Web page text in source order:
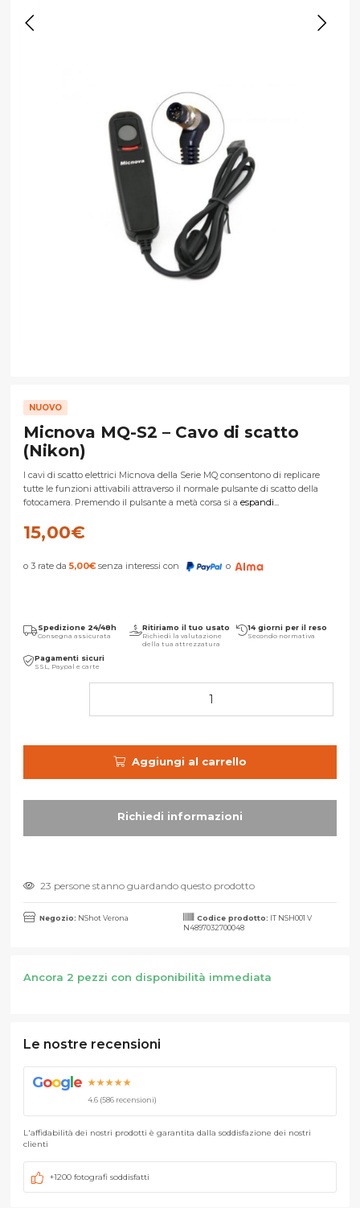
NUOVO
Micnova MQ-S2 – Cavo di scatto
(Nikon)
I cavi di scatto elettrici Micnova della Serie MQ consentono di replicare
tutte le funzioni attivabili attraverso il normale pulsante di scatto della
fotocamera. Premendo il pulsante a metà corsa si a espandi...
15,00€
o 3 rate da 5,00€ senza interessi con o
Spedizione 24/48h
Consegna assicurata
Ritiriamo il tuo usato
Richiedi la valutazione
della tua attrezzatura
14 giorni per il reso
Secondo normativa
Pagamenti sicuri
SSL, Paypal e carte
Aggiungi al carrello
23 persone stanno guardando questo prodotto
Negozio: NShot Verona Codice prodotto: IT NSH001 V
N4897032700048
Ancora 2 pezzi con disponibilità immediata
Le nostre recensioni
Goog e ★★★★★
4.6 (586 recensioni)
L'affidabilità dei nostri prodotti è garantita dalla soddisfazione dei nostri
clienti
+1200 fotografi soddisfatti